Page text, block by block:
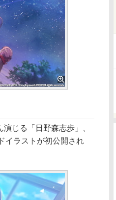
じる「日野森志歩」、
イラストが初公開され